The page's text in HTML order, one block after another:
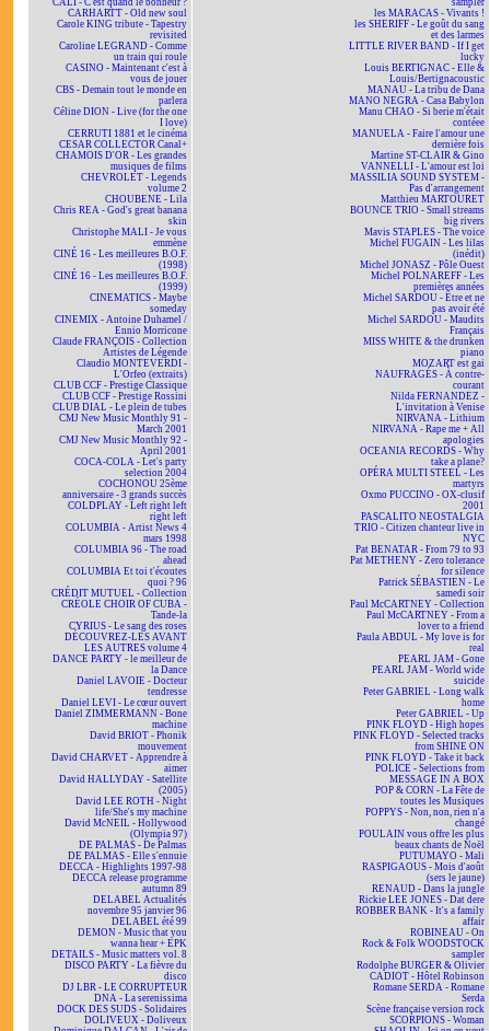
CALI - C'est quand le bonheur ?
CARHARTT - Old new soul
Carole KING tribute - Tapestry
revisited
Caroline LEGRAND - Comme
un train qui roule
CASINO - Maintenant c'est à
vous de jouer
CBS - Demain tout le monde en
parlera
Céline DION - Live (for the one
I love)
CERRUTI 1881 et le cinéma
CESAR COLLECTOR Canal+
CHAMOIS D'OR - Les grandes
musiques de films
CHEVROLET - Legends
volume 2
CHOUBENE - Lila
Chris REA - God's great banana
skin
Christophe MALI - Je vous
emmène
CINÉ 16 - Les meilleures B.O.F.
(1998)
CINÉ 16 - Les meilleures B.O.F.
(1999)
CINEMATICS - Maybe
someday
CINEMIX - Antoine Duhamel /
Ennio Morricone
Claude FRANÇOIS - Collection
Artistes de Légende
Claudio MONTEVERDI -
L'Orfeo (extraits)
CLUB CCF - Prestige Classique
CLUB CCF - Prestige Rossini
CLUB DIAL - Le plein de tubes
CMJ New Music Monthly 91 -
March 2001
CMJ New Music Monthly 92 -
April 2001
COCA-COLA - Let's party
selection 2004
COCHONOU 25ème
anniversaire - 3 grands succès
COLDPLAY - Left right left
right left
COLUMBIA - Artist News 4
mars 1998
COLUMBIA 96 - The road
ahead
COLUMBIA Et toi t'écoutes
quoi ? 96
CRÉDIT MUTUEL - Collection
CRÉOLE CHOIR OF CUBA -
Tande-la
CYRIUS - Le sang des roses
DÉCOUVREZ-LES AVANT
LES AUTRES volume 4
DANCE PARTY - le meilleur de
la Dance
Daniel LAVOIE - Docteur
tendresse
Daniel LEVI - Le cœur ouvert
Daniel ZIMMERMANN - Bone
machine
David BRIOT - Phonik
mouvement
David CHARVET - Apprendre à
aimer
David HALLYDAY - Satellite
(2005)
David LEE ROTH - Night
life/She's my machine
David McNEIL - Hollywood
(Olympia 97)
DE PALMAS - De Palmas
DE PALMAS - Elle s'ennuie
DECCA - Highlights 1997-98
DECCA release programme
autumn 89
DELABEL Actualités
novembre 95 janvier 96
DELABEL été 99
DEMON - Music that you
wanna hear + EPK
DETAILS - Music matters vol. 8
DISCO PARTY - La fièvre du
disco
DJ LBR - LE CORRUPTEUR
DNA - La serenissima
DOCK DES SUDS - Solidaires
DOLIVEUX - Doliveux
sampler
les MARACAS - Vivants !
les SHERIFF - Le goût du sang
et des larmes
LITTLE RIVER BAND - If I get
lucky
Louis BERTIGNAC - Elle &
Louis/Bertignacoustic
MANAU - La tribu de Dana
MANO NEGRA - Casa Babylon
Manu CHAO - Si berie m'était
contéee
MANUELA - Faire l'amour une
dernière fois
Martine ST-CLAIR & Gino
VANNELLI - L'amour est loi
MASSILIA SOUND SYSTEM -
Pas d'arrangement
Matthieu MARTOURET
BOUNCE TRIO - Small streams
big rivers
Mavis STAPLES - The voice
Michel FUGAIN - Les lilas
(inédit)
Michel JONASZ - Pôle Ouest
Michel POLNAREFF - Les
premières années
Michel SARDOU - Être et ne
pas avoir été
Michel SARDOU - Maudits
Français
MISS WHITE & the drunken
piano
MOZART est gai
NAUFRAGÉS - À contre-
courant
Nilda FERNANDEZ -
L'invitation à Venise
NIRVANA - Lithium
NIRVANA - Rape me + All
apologies
OCEANIA RECORDS - Why
take a plane?
OPÉRA MULTI STEEL - Les
martyrs
Oxmo PUCCINO - OX-clusif
2001
PASCALITO NEOSTALGIA
TRIO - Citizen chanteur live in
NYC
Pat BENATAR - From 79 to 93
Pat METHENY - Zero tolerance
for silence
Patrick SÉBASTIEN - Le
samedi soir
Paul McCARTNEY - Collection
Paul McCARTNEY - From a
lover to a friend
Paula ABDUL - My love is for
real
PEARL JAM - Gone
PEARL JAM - World wide
suicide
Peter GABRIEL - Long walk
home
Peter GABRIEL - Up
PINK FLOYD - High hopes
PINK FLOYD - Selected tracks
from SHINE ON
PINK FLOYD - Take it back
POLICE - Selections from
MESSAGE IN A BOX
POP & CORN - La Fête de
toutes les Musiques
POPPYS - Non, non, rien n'a
changé
POULAIN vous offre les plus
beaux chants de Noël
PUTUMAYO - Mali
RASPIGAOUS - Mois d'août
(sers le jaune)
RENAUD - Dans la jungle
Rickie LEE JONES - Dat dere
ROBBER BANK - It's a family
affair
ROBINEAU - On
Rock & Folk WOODSTOCK
sampler
Rodolphe BURGER & Olivier
CADIOT - Hôtel Robinson
Romane SERDA - Romane
Serda
Scène française version rock
SCORPIONS - Woman